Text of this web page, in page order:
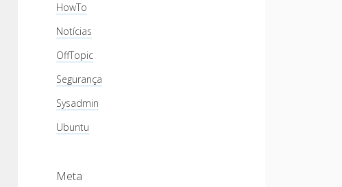
HowTo
Notícias
OffTopic
Segurança
Sysadmin
Ubuntu
Meta